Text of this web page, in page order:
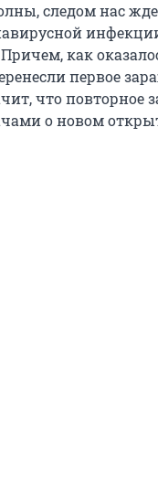
следом нас
как
первое
что повторное
о новом